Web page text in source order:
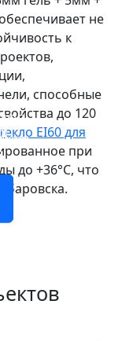
не
к
способные
до 120
EI60 для
при
до +36°C, что